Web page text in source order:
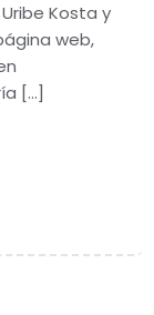
Kosta y
web,
[…]